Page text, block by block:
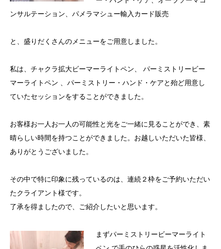
ンサルテーション、パメラマシュー輸入カード販売
と、盛りだくさんのメニューをご用意しました。
私は、チャクラ拡大ビーマーライトペン、 パーミストリービー
マーライトペン 、パーミストリー・ハンド・ケアと殆ど用意し
ていたセッションをすることができました。
お客様お一人お一人の可能性と光をご一緒に見ることができ、素
晴らしい時間を持つことができました。お越しいただいた皆様、
ありがとうございました。
その中で特に印象に残っているのは、連続２枠をご予約いただい
たクライアント様です。
了承を得ましたので、ご紹介したいと思います。
まずパーミストリービーマーライト